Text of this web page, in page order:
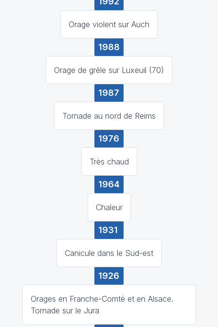
Orage violent sur Auch
1988
Orage de grêle sur Luxeuil (70)
1987
Tornade au nord de Reims
1976
Très chaud
1964
Chaleur
1931
Canicule dans le Sud-est
1926
Orages en Franche-Comté et en Alsace.
Tornade sur le Jura